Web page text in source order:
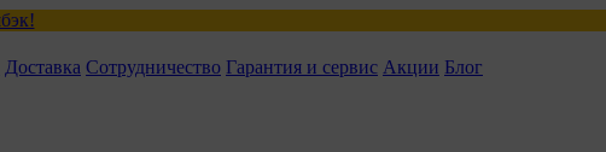
Доставка Сотрудничество Гарантия и сервис Акции Блог